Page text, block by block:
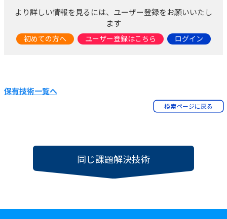
より詳しい情報を見るには、ユーザー登録をお願いいたし
ます
初めての方へ ユーザー登録はこちら ログイン
保有技術一覧へ
検索ページに戻る
同じ課題解決技術